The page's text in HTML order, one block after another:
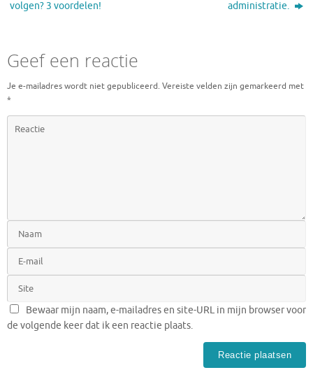
volgen? 3 voordelen! administratie.
Geef een reactie
Je e-mailadres wordt niet gepubliceerd. Vereiste velden zijn gemarkeerd met
*
Bewaar mijn naam, e-mailadres en site-URL in mijn browser voor
de volgende keer dat ik een reactie plaats.